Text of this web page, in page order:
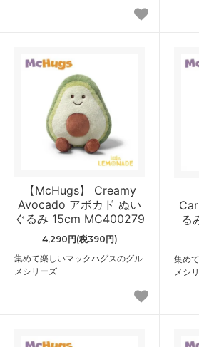
【McHugs】 Creamy
Avocado アボカド ぬい
ぐるみ 15cm MC400279
4,290円(税390円)
集めて楽しいマックハグスのグル
メシリーズ
る
集め
メシ